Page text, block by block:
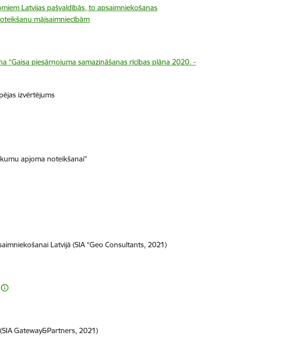
Latvijas pašvaldībās, to apsaimniekošanas
mājsaimniecībām
“Gaisa piesārņojuma samazināšanas rīcības plāna 2020. -
izvērtējums
apjoma noteikšanai”
Latvijā (SIA “Geo Consultants, 2021)
(SIA Gateway&Partners, 2021)